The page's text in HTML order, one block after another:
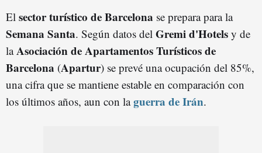
El sector turístico de Barcelona se prepara para la
Semana Santa. Según datos del Gremi d'Hotels y de
laAsociación de Apartamentos Turísticos de
Barcelona (Apartur) se prevé una ocupación del 85%,
una cifra que se mantiene estable en comparación con
los últimos años, aun con laguerra de Irán.